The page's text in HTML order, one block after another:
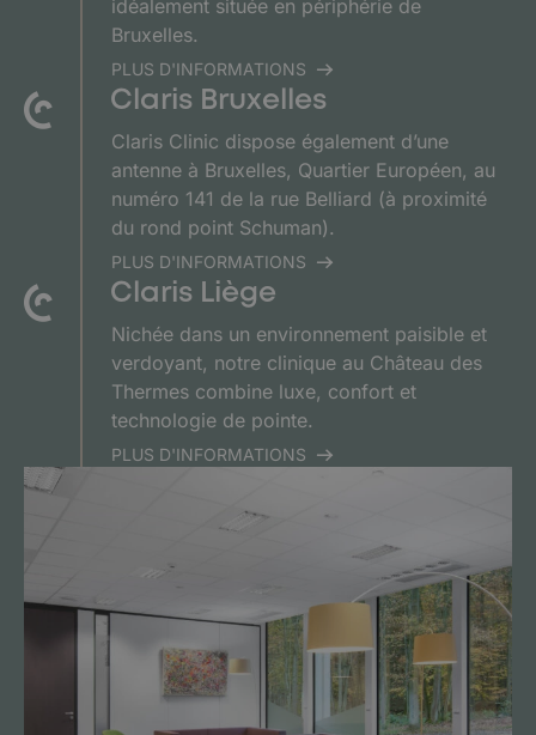
idéalement située en périphérie de
Bruxelles.
PLUS D'INFORMATIONS
Claris Bruxelles
Claris Clinic dispose également d’une
antenne à Bruxelles, Quartier Européen, au
numéro 141 de la rue Belliard (à proximité
du rond point Schuman).
PLUS D'INFORMATIONS
Claris Liège
Nichée dans un environnement paisible et
verdoyant, notre clinique au Château des
Thermes combine luxe, confort et
technologie de pointe.
PLUS D'INFORMATIONS